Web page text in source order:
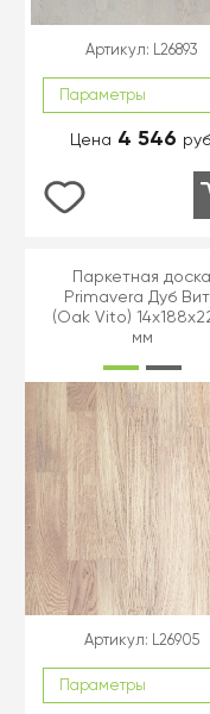
Артикул: L26893
Параметры
Цена 4 546
Паркетная доска
Primavera Дуб
(Oak Vito)
мм
Артикул: L26905
Параметры